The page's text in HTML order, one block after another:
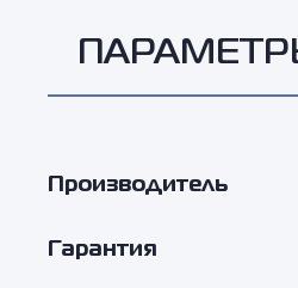
Производитель
Гарантия